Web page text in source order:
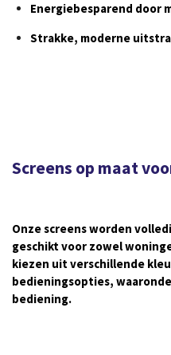
Energiebesparend door
Strakke, moderne
Screens op maat
Onze screens worden
geschikt voor zowel
kiezen uit verschillende
bedieningsopties,
bediening.